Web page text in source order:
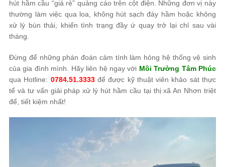
hút hầm cầu “giá rẻ” quảng cáo trên cột điện. Những đơn vị này
thường làm việc qua loa, không hút sạch đáy hầm hoặc không
xử lý bùn thải, khiến tình trạng đầy ứ quay trở lại chỉ sau vài
tháng.
Đừng để những phán đoán cảm tính làm hỏng hệ thống vệ sinh
của gia đình mình. Hãy liên hệ ngay với Môi Trường Tâm Phúc
qua Hotline: 0784.51.3333để được kỹ thuật viên khảo sát thực
tế và tư vấn giải pháp xử lý hút hầm cầu tại thị xã An Nhơn triệt
để, tiết kiệm nhất!